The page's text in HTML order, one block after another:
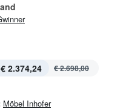
€ 2.374,24 € 2.698,00
Möbel Inhofer